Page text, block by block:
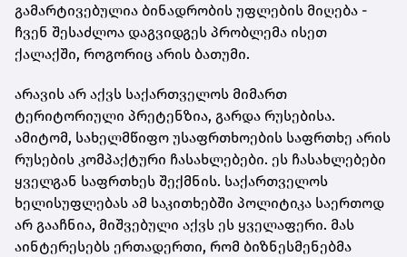
გამარტივებულია ბინადრობის უფლების მიღება -
ჩვენ შესაძლოა დაგვიდგეს პრობლემა ისეთ
ქალაქში, როგორიც არის ბათუმი.
არავის არ აქვს საქართველოს მიმართ
ტერიტორიული პრეტენზია, გარდა რუსებისა.
ამიტომ, სახელმწიფო უსაფრთხოების საფრთხე არის
რუსების კომპაქტური ჩასახლებები. ეს ჩასახლებები
ყველგან საფრთხეს შექმნის. საქართველოს
ხელისუფლებას ამ საკითხებში პოლიტიკა საერთოდ
არ გააჩნია, მიშვებული აქვს ეს ყველაფერი. მას
აინტერესებს ერთადერთი, რომ ბიზნესმენებმა